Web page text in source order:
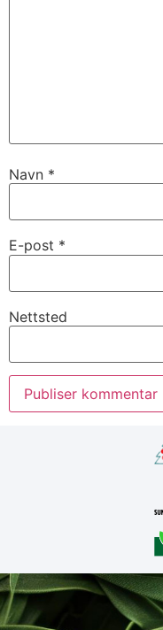
Navn *
E-post *
Nettsted